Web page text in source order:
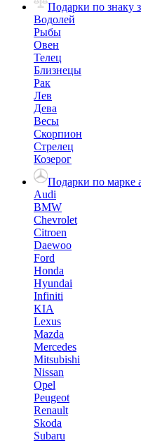
Подарки по знаку
Водолей
Рыбы
Овен
Телец
Близнецы
Рак
Лев
Дева
Весы
Скорпион
Стрелец
Козерог
Подарки по марке
Audi
BMW
Chevrolet
Citroen
Daewoo
Ford
Honda
Hyundai
Infiniti
KIA
Lexus
Mazda
Mercedes
Mitsubishi
Nissan
Opel
Peugeot
Renault
Skoda
Subaru